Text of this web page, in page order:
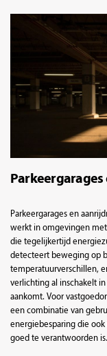
Parkeergarages en
werkt in omgevingen
die tegelijkertijd
detecteert beweging op
temperatuurverschillen,
verlichting al inschakelt
aankomt. Voor
een combinatie van
energiebesparing die
goed te verantwoorden is.